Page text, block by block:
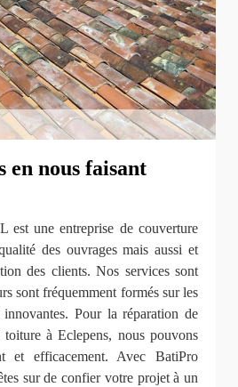
en nous faisant
est une entreprise de couverture
des ouvrages mais aussi et
des clients. Nos services sont
sont fréquemment formés sur les
innovantes. Pour la réparation de
à Eclepens, nous pouvons
et efficacement. Avec BatiPro
sur de confier votre projet à un